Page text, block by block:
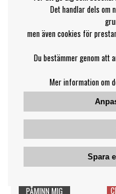
HWANG MIN HYUN -
or Lie) - 1st MINI ALBUM
(Weverse
199 kr
PÅMINN MIG
Det handlar dels om
men även cookies för
Du bestämmer genom att
Mer information om
Spara